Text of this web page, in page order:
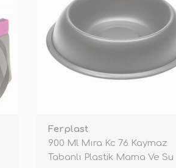
Ferplast
900 Ml Mıra Kc 76 Kaymaz
Tabanlı Plastik Mama Ve Su